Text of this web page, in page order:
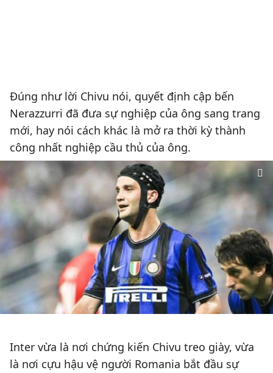
Đúng như lời Chivu nói, quyết định cập bến
Nerazzurri đã đưa sự nghiệp của ông sang trang
mới, hay nói cách khác là mở ra thời kỳ thành
công nhất nghiệp cầu thủ của ông.
Inter vừa là nơi chứng kiến Chivu treo giày, vừa
là nơi cựu hậu vệ người Romania bắt đầu sự